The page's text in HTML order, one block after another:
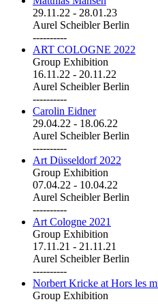
29.11.22 - 28.01.23
Aurel Scheibler Berlin
----------
ART COLOGNE 2022
Group Exhibition
16.11.22 - 20.11.22
Aurel Scheibler Berlin
----------
Carolin Eidner
29.04.22 - 18.06.22
Aurel Scheibler Berlin
----------
Art Düsseldorf 2022
Group Exhibition
07.04.22 - 10.04.22
Aurel Scheibler Berlin
----------
Art Cologne 2021
Group Exhibition
17.11.21 - 21.11.21
Aurel Scheibler Berlin
----------
Norbert Kricke at Hors les
Group Exhibition